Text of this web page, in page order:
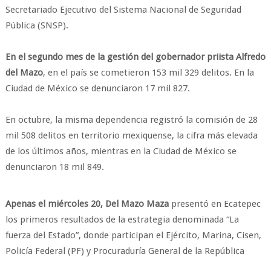
Secretariado Ejecutivo del Sistema Nacional de Seguridad
Pública (SNSP).
En el segundo mes de la gestión del gobernador priista Alfredo
del Mazo, en el país se cometieron 153 mil 329 delitos. En la
Ciudad de México se denunciaron 17 mil 827.
En octubre, la misma dependencia registró la comisión de 28
mil 508 delitos en territorio mexiquense, la cifra más elevada
de los últimos años, mientras en la Ciudad de México se
denunciaron 18 mil 849.
Apenas el miércoles 20, Del Mazo Maza presentó en Ecatepec
los primeros resultados de la estrategia denominada “La
fuerza del Estado”, donde participan el Ejército, Marina, Cisen,
Policía Federal (PF) y Procuraduría General de la República